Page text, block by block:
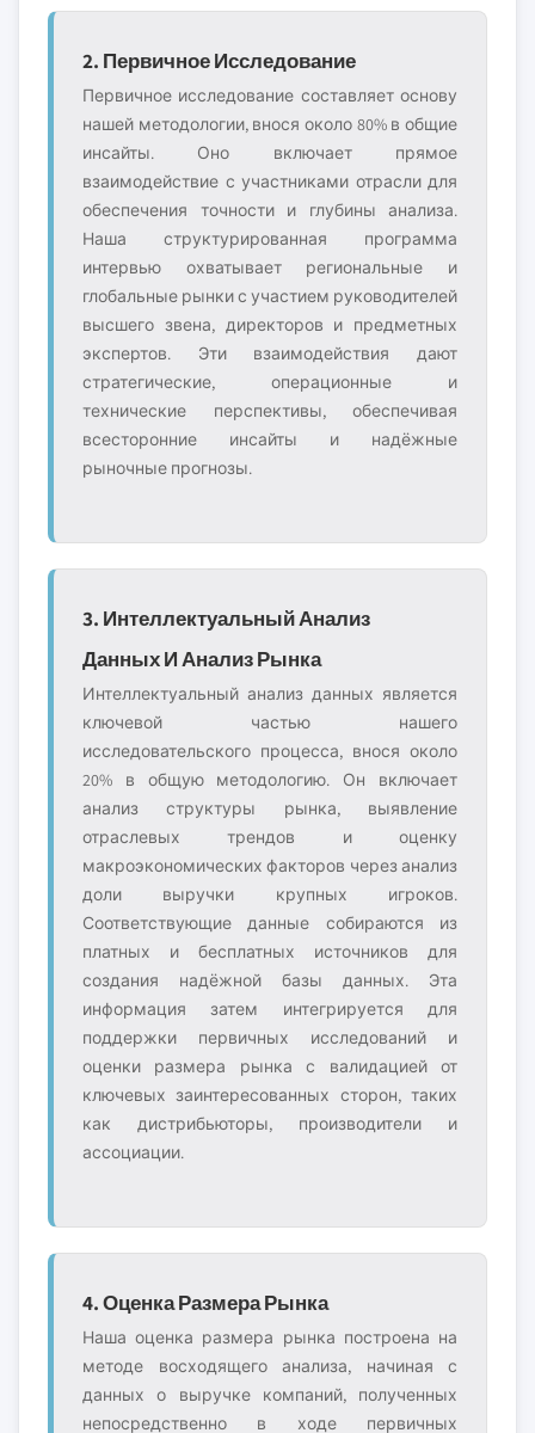
2. Первичное Исследование
Первичное исследование составляет основу
нашей методологии, внося около 80% в общие
инсайты. Оно включает прямое
взаимодействие с участниками отрасли для
обеспечения точности и глубины анализа.
Наша структурированная программа
интервью охватывает региональные и
глобальные рынки с участием руководителей
высшего звена, директоров и предметных
экспертов. Эти взаимодействия дают
стратегические, операционные и
технические перспективы, обеспечивая
всесторонние инсайты и надёжные
рыночные прогнозы.
3. Интеллектуальный Анализ
Данных И Анализ Рынка
Интеллектуальный анализ данных является
ключевой частью нашего
исследовательского процесса, внося около
20% в общую методологию. Он включает
анализ структуры рынка, выявление
отраслевых трендов и оценку
макроэкономических факторов через анализ
доли выручки крупных игроков.
Соответствующие данные собираются из
платных и бесплатных источников для
создания надёжной базы данных. Эта
информация затем интегрируется для
поддержки первичных исследований и
оценки размера рынка с валидацией от
ключевых заинтересованных сторон, таких
как дистрибьюторы, производители и
ассоциации.
4. Оценка Размера Рынка
Наша оценка размера рынка построена на
методе восходящего анализа, начиная с
данных о выручке компаний, полученных
непосредственно в ходе первичных